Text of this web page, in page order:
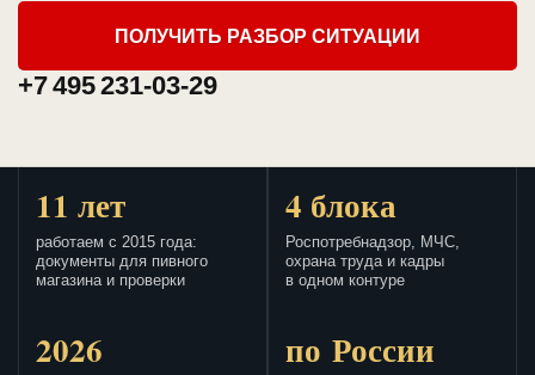
ПОЛУЧИТЬ РАЗБОР СИТУАЦИИ
+7 495 231-03-29
11 лет
работаем с 2015 года:
документы для пивного
магазина и проверки
4 блока
Роспотребнадзор, МЧС,
охрана труда и кадры
в одном контуре
2026 по России